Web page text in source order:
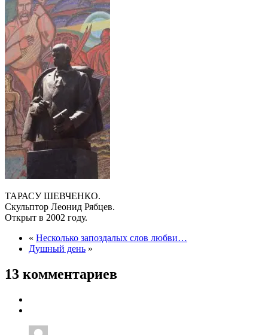
ТАРАСУ ШЕВЧЕНКО.
Скульптор Леонид Рябцев.
Открыт в 2002 году.
« Несколько запоздалых слов любви…
Душный день »
13 комментариев